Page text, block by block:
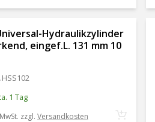
Hydraulikzylinder
eingef.L. 131 mm 10
HSS102
1 Tag
zzgl. Versandkosten